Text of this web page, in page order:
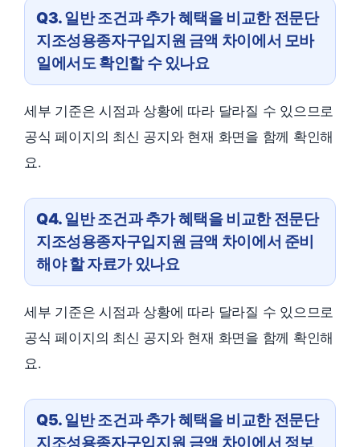
Q3. 일반 조건과 추가 혜택을 비교한 전문단
지조성용종자구입지원 금액 차이에서 모바
일에서도 확인할 수 있나요
세부 기준은 시점과 상황에 따라 달라질 수 있으므로
공식 페이지의 최신 공지와 현재 화면을 함께 확인해
요.
Q4. 일반 조건과 추가 혜택을 비교한 전문단
지조성용종자구입지원 금액 차이에서 준비
해야 할 자료가 있나요
세부 기준은 시점과 상황에 따라 달라질 수 있으므로
공식 페이지의 최신 공지와 현재 화면을 함께 확인해
요.
Q5. 일반 조건과 추가 혜택을 비교한 전문단
지조성용종자구입지원 금액 차이에서 정보